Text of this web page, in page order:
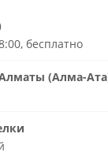
бесплатно
(Алма-